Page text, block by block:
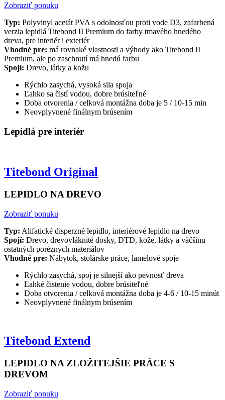
Zobraziť ponuku
Typ: Polyvinyl acetát PVA s odolnosťou proti vode D3, zafarbená
verzia lepidlá Titebond II Premium do farby tmavého hnedého
dreva, pre interiér i exteriér
Vhodné pre: má rovnaké vlastnosti a výhody ako Titebond II
Premium, ale po zaschnutí má hnedú farbu
Spojí: Drevo, látky a kožu
Rýchlo zasychá, vysoká sila spoja
Ľahko sa čistí vodou, dobre brúsiteľné
Doba otvorenia / celková montážna doba je 5 / 10-15 min
Neovplyvnené finálnym brúsením
Lepidlá pre interiér
Titebond Original
LEPIDLO NA DREVO
Zobraziť ponuku
Typ: Alifatické disperzné lepidlo, interiérové lepidlo na drevo
Spojí: Drevo, drevovláknité dosky, DTD, kože, látky a väčšinu
ostatných poréznych materiálov
Vhodné pre: Nábytok, stolárske práce, lamelové spoje
Rýchlo zasychá, spoj je silnejší ako pevnosť dreva
Ľahké čistenie vodou, dobre brúsiteľné
Doba otvorenia / celková montážna doba je 4-6 / 10-15 minút
Neovplyvnené finálnym brúsením
Titebond Extend
LEPIDLO NA ZLOŽITEJŠIE PRÁCE S
DREVOM
Zobraziť ponuku